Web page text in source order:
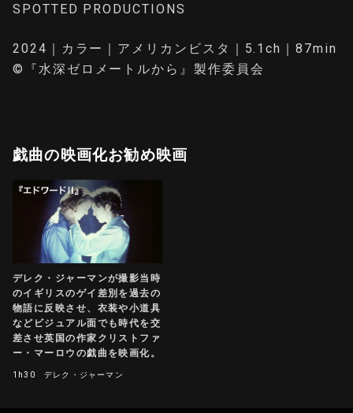
SPOTTED PRODUCTIONS
2024｜カラー｜アメリカンビスタ｜5.1ch｜87min
©『水深ゼロメートルから』製作委員会
戯曲の映画化お勧め映画
デレク・ジャーマンが撮影当時
のイギリスのゲイ差別を過去の
物語に反映させ、衣装や小道具
などビジュアル面でも時代を交
差させ英国の作家クリストファ
ー・マーロウの戯曲を映画化。
1h30 デレク・ジャーマン